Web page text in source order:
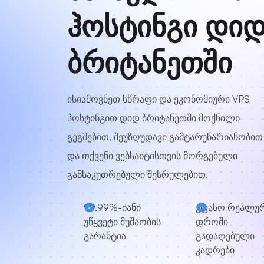
ჰოსტინგი
ბრიტანეთში
ისიამოვნეთ სწრაფი და ეკონომიური VPS
ჰოსტინგით დიდ ბრიტანეთში მოქნილი
გეგმებით, შეუზღუდავი გამტარუნარიანობით
და თქვენი ვებსაიტისთვის მორგებული
განსაკუთრებული შესრულებით.
99.99%-იანი
უწყვეტი მუშაობის
გარანტია
უფასო
დროში
გადაღებული
კადრები